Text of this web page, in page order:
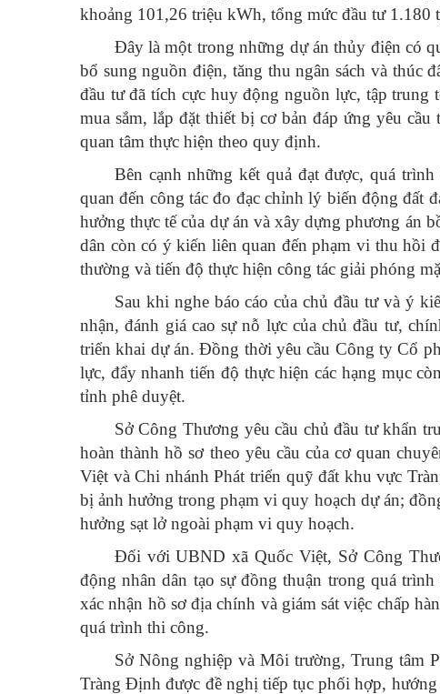
khoảng 101,26 triệu kWh, tổng mức đầu tư 1.180
Đây là một trong những dự án thủy điện có
bổ sung nguồn điện, tăng thu ngân sách và thúc
đầu tư đã tích cực huy động nguồn lực, tập trung
mua sắm, lắp đặt thiết bị cơ bản đáp ứng yêu
quan tâm thực hiện theo quy định.
Bên cạnh những kết quả đạt được, quá
quan đến công tác đo đạc chỉnh lý biến động đất
hưởng thực tế của dự án và xây dựng phương án
dân còn có ý kiến liên quan đến phạm vi thu hồi
thường và tiến độ thực hiện công tác giải phóng
Sau khi nghe báo cáo của chủ đầu tư và ý
nhận, đánh giá cao sự nỗ lực của chủ đầu tư,
triển khai dự án. Đồng thời yêu cầu Công ty Cổ
lực, đẩy nhanh tiến độ thực hiện các hạng mục
tỉnh phê duyệt.
Sở Công Thương yêu cầu chủ đầu tư khẩn
hoàn thành hồ sơ theo yêu cầu của cơ quan
Việt và Chi nhánh Phát triển quỹ đất khu vực
bị ảnh hưởng trong phạm vi quy hoạch dự án;
hưởng sạt lở ngoài phạm vi quy hoạch.
Đối với UBND xã Quốc Việt, Sở Công
động nhân dân tạo sự đồng thuận trong quá
xác nhận hồ sơ địa chính và giám sát việc chấp
quá trình thi công.
Sở Nông nghiệp và Môi trường, Trung tâm
Tràng Định được đề nghị tiếp tục phối hợp,